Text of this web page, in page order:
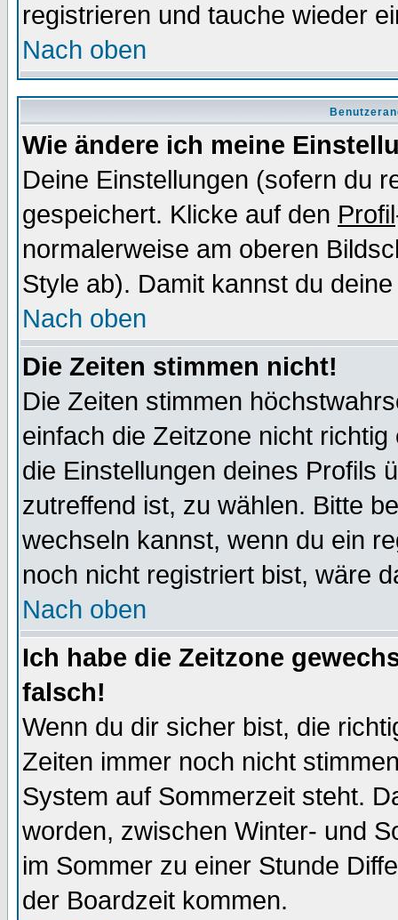
registrieren und tauche wieder
Nach oben
Wie ändere ich meine
Deine Einstellungen (sofern du
gespeichert. Klicke auf den Profil
normalerweise am oberen
Style ab). Damit kannst du
Nach oben
Die Zeiten stimmen nicht!
Die Zeiten stimmen
einfach die Zeitzone nicht
die Einstellungen deines Profils
zutreffend ist, zu wählen. Bitte
wechseln kannst, wenn du ein
noch nicht registriert bist, wäre
Nach oben
Ich habe die Zeitzone
falsch!
Wenn du dir sicher bist, die
Zeiten immer noch nicht
System auf Sommerzeit steht.
worden, zwischen Winter- und
im Sommer zu einer Stunde
der Boardzeit kommen.